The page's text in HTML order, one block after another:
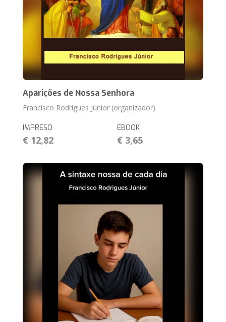
Aparições de Nossa Senhora
Francisco Rodrigues Júnior (organizador)
IMPRESO
€ 12,82
EBOOK
€ 3,65